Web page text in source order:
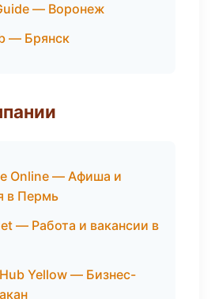
— Воронеж
— Брянск
Online — Афиша и
в Пермь
— Работа и вакансии в
Yellow — Бизнес-